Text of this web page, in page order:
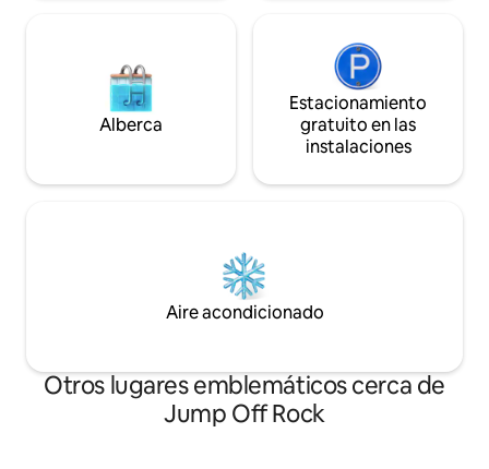
Alberca
Estacionamiento
gratuito en las
instalaciones
Aire acondicionado
Otros lugares emblemáticos cerca de
Jump Off Rock